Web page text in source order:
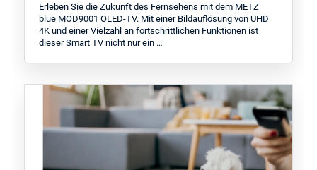
Erleben Sie die Zukunft des Fernsehens mit dem METZ
blue MOD9001 OLED-TV. Mit einer Bildauflösung von UHD
4K und einer Vielzahl an fortschrittlichen Funktionen ist
dieser Smart TV nicht nur ein …